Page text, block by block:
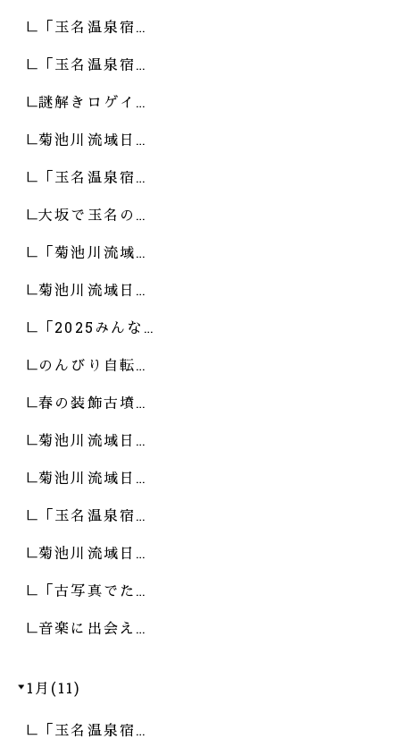
「玉名温泉宿…
「玉名温泉宿…
謎解きロゲイ…
菊池川流域日…
「玉名温泉宿…
大坂で玉名の…
「菊池川流域…
菊池川流域日…
「2025みんな…
のんびり自転…
春の装飾古墳…
菊池川流域日…
菊池川流域日…
「玉名温泉宿…
菊池川流域日…
「古写真でた…
音楽に出会え…
1月(11)
「玉名温泉宿…